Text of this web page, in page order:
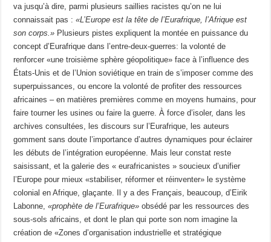
va jusqu’à dire, parmi plusieurs saillies racistes qu’on ne lui
connaissait pas :«L’Europe est la tête de l’Eurafrique, l’Afrique est
son corps.» Plusieurs pistes expliquent la montée en puissance du
concept d’Eurafrique dans l’entre-deux-guerres: la volonté de
renforcer «une troisième sphère géopolitique» face à l’influence des
États-Unis et de l’Union soviétique en train de s’imposer comme des
superpuissances, ou encore la volonté de profiter des ressources
africaines – en matières premières comme en moyens humains, pour
faire tourner les usines ou faire la guerre. À force d’isoler, dans les
archives consultées, les discours sur l’Eurafrique, les auteurs
gomment sans doute l’importance d’autres dynamiques pour éclairer
les débuts de l’intégration européenne. Mais leur constat reste
saisissant, et la galerie des « eurafricanistes » soucieux d’unifier
l’Europe pour mieux «stabiliser, réformer et réinventer» le système
colonial en Afrique, glaçante. Il y a des Français, beaucoup, d’Eirik
Labonne,«prophète de l’Eurafrique» obsédé par les ressources des
sous-sols africains, et dont le plan qui porte son nom imagine la
création de «Zones d’organisation industrielle et stratégique